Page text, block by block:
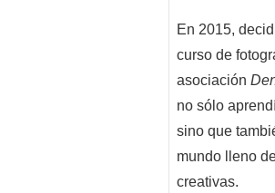
En 2015,
curso de
asociación
no sólo
sino que
mundo lleno
creativas.